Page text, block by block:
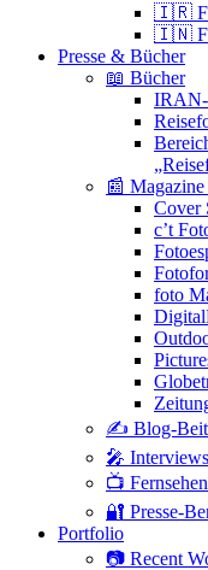
🇮🇷
🇮🇳
Presse & Bücher
📖 Bücher
📰
Cover
c’t
foto
✍️ Blog-
🎤 Interviews
📺 Fernsehen
🔐 Presse-
Portfolio
📷 Recent